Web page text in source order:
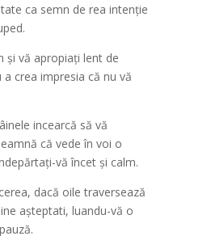
ca semn de rea intenție
și vă apropiați lent de
crea impresia că nu vă
incearcă să vă
că vede în voi o
vă încet și calm.
dacă oile traversează
așteptati, luandu-vă o